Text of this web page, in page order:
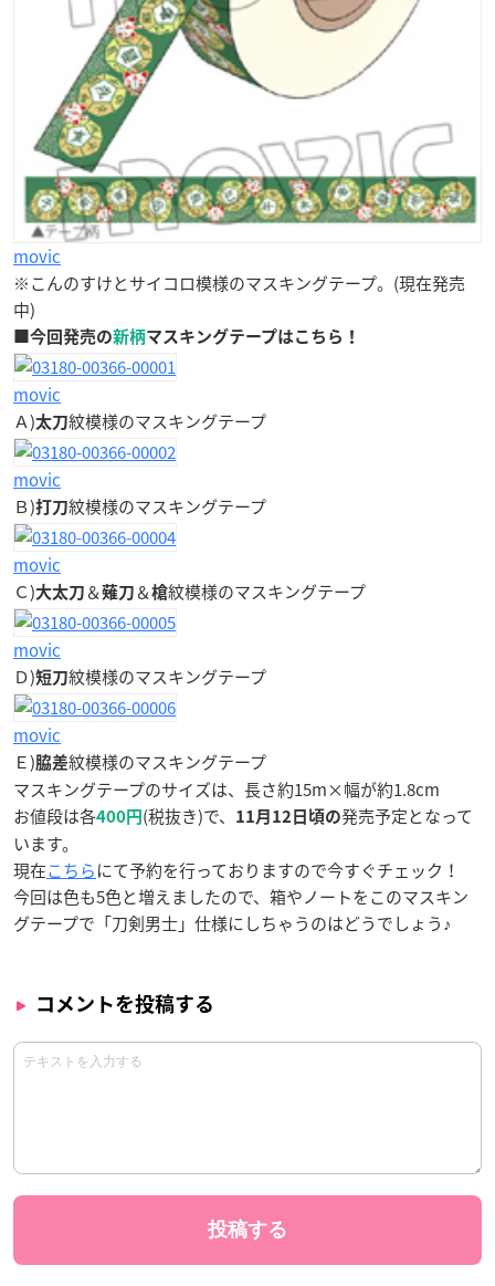
movic
※こんのすけとサイコロ模様のマスキングテープ。(現在発売
中)
■今回発売の新柄マスキングテープはこちら！
movic
Ａ)太刀紋模様のマスキングテープ
movic
Ｂ)打刀紋模様のマスキングテープ
movic
Ｃ)大太刀 ＆薙刀 ＆槍紋模様のマスキングテープ
movic
Ｄ)短刀紋模様のマスキングテープ
movic
Ｅ)脇差紋模様のマスキングテープ
マスキングテープのサイズは、長さ約15m×幅が約1.8cm
お値段は各400円 (税抜き)で、 11月12日頃の発売予定となって
います。
現在こちらにて予約を行っておりますので今すぐチェック！
今回は色も5色と増えましたので、箱やノートをこのマスキン
グテープで「刀剣男士」仕様にしちゃうのはどうでしょう♪
コメントを投稿する